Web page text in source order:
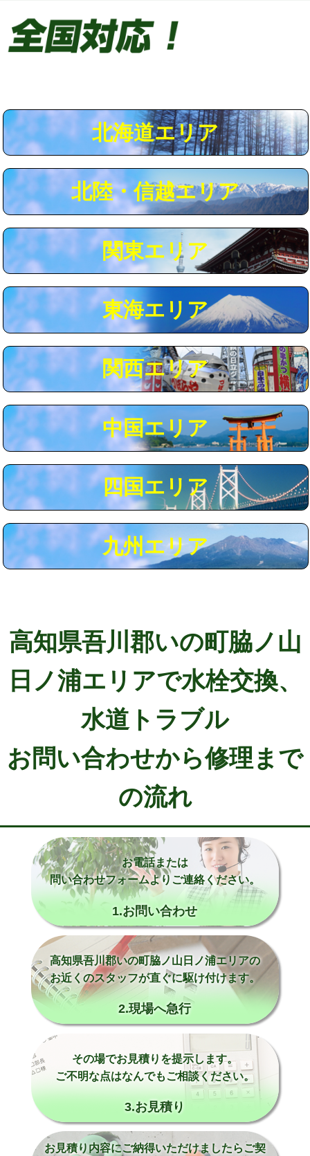
給水管工事※（塩ビ管（VP・HI）使
用/3ｍまで)
給水管工事※（ライニング鋼管・銅
管・ポリ管・HT管使用/3ｍまで)
44,000円
給水管工事※（ライニング鋼管・銅
+8,800円
マス交換（土の掘削・埋め戻し作業） 11,000円~
マス交換（深さ50㎝以上） 66,000円
コンクリート斫り（厚さ10㎝まで） 27,500円
コンクリート斫り（厚さ10㎝超え） 38,500円
モルタル補修（厚さ10㎝まで） 27,500円
モルタル補修（厚さ10㎝超え） 38,500円
追加人工 16,500円
現場見積
※給水管工事は20mmまでの価格です。
北海道エリア
北陸・信越エリア
関東エリア
東海エリア
関西エリア
中国エリア
四国エリア
九州エリア
高知県吾川郡いの町脇ノ山
日ノ浦エリアで水栓交換、
水道トラブル
お問い合わせから修理まで
の流れ
お電話または
問い合わせフォームよりご連絡ください。
1.お問い合わせ
高知県吾川郡いの町脇ノ山日ノ浦エリアの
お近くのスタッフが直ぐに駆け付けます。
2.現場へ急行
その場でお見積りを提示します。
ご不明な点はなんでもご相談ください。
3.お見積り
お見積り内容にご納得いただけましたらご契